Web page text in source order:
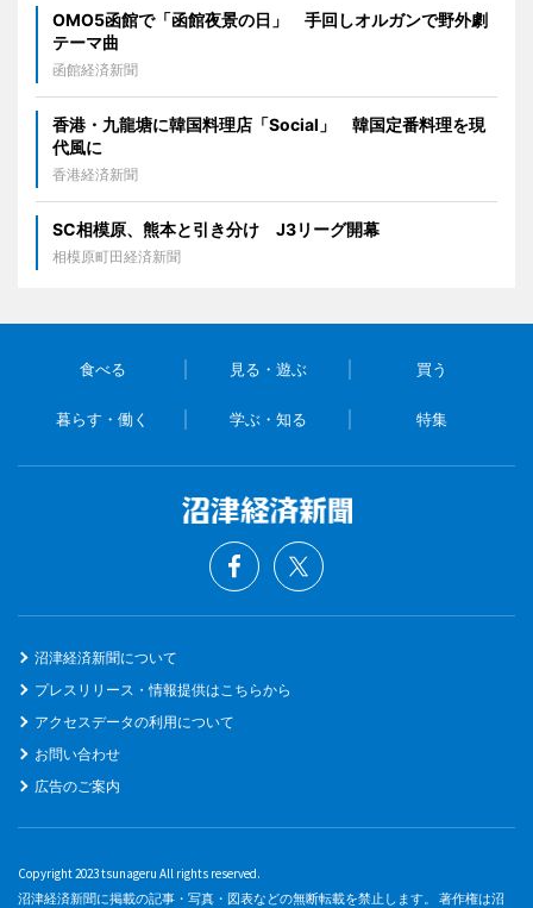
OMO5函館で「函館夜景の日」 手回しオルガンで野外劇
テーマ曲
函館経済新聞
香港・九龍塘に韓国料理店「Social」 韓国定番料理を現
代風に
香港経済新聞
SC相模原、熊本と引き分け J3リーグ開幕
相模原町田経済新聞
食べる 見る・遊ぶ 買う
暮らす・働く 学ぶ・知る 特集
沼津経済新聞について
プレスリリース・情報提供はこちらから
アクセスデータの利用について
お問い合わせ
広告のご案内
Copyright 2023 tsunageru All rights reserved.
沼津経済新聞に掲載の記事・写真・図表などの無断転載を禁止します。 著作権は沼